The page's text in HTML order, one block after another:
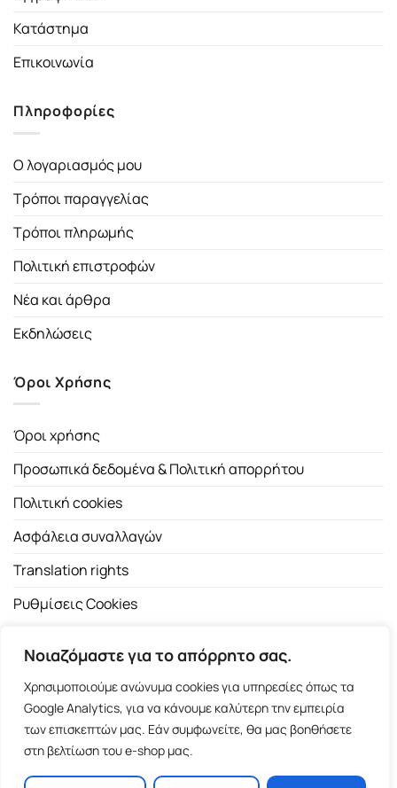
Νοιαζόμαστε για το απόρρητο σας.
Χρησιμοποιούμε ανώνυμα cookies για υπηρεσίες όπως τα
Google Analytics, για να κάνουμε καλύτερη την εμπειρία
των επισκεπτών μας. Εάν συμφωνείτε, θα μας βοηθήσετε
στη βελτίωση του e-shop μας.
Κατάστημα
Επικοινωνία
Πληροφορίες
Ο λογαριασμός μου
Τρόποι παραγγελίας
Τρόποι πληρωμής
Πολιτική επιστροφών
Νέα και άρθρα
Εκδηλώσεις
Όροι Χρήσης
Όροι χρήσης
Προσωπικά δεδομένα & Πολιτική απορρήτου
Πολιτική cookies
Ασφάλεια συναλλαγών
Translation rights
Ρυθμίσεις Cookies
Copyright 2026 ©Εκδοτικός Οίκος Α.Α. Λιβάνη| All rights
reserved.
Σόλωνος 98, 10680 Αθήνα | Τ:2103661200- F: 2103617791